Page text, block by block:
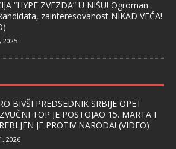
“HYPE ZVEZDA” U NIŠU! Ogroman
zainteresovanost NIKAD VEĆA!
2025
BIVŠI PREDSEDNIK SRBIJE OPET
TOP JE POSTOJAO 15. MARTA I
JE PROTIV NARODA! (VIDEO)
2026